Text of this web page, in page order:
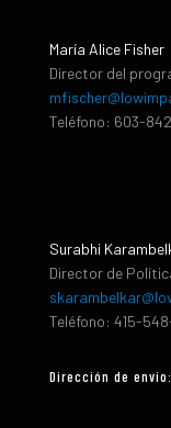
María Alice Fisher
Director del
Teléfono: 603-
Surabhi
Director de
Teléfono: 415-
Dirección de envio: